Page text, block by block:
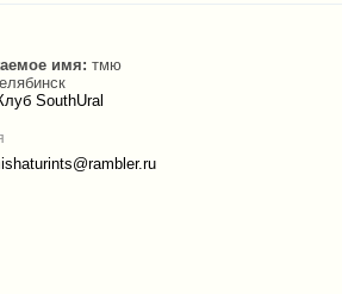
имя: тмю
SouthUral